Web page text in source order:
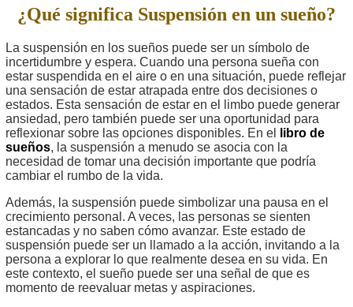
¿Qué significa Suspensión en un sueño?
La suspensión en los sueños puede ser un símbolo de
incertidumbre y espera. Cuando una persona sueña con
estar suspendida en el aire o en una situación, puede reflejar
una sensación de estar atrapada entre dos decisiones o
estados. Esta sensación de estar en el limbo puede generar
ansiedad, pero también puede ser una oportunidad para
reflexionar sobre las opciones disponibles. En el
libro de
sueños, la suspensión a menudo se asocia con la
necesidad de tomar una decisión importante que podría
cambiar el rumbo de la vida.
Además, la suspensión puede simbolizar una pausa en el
crecimiento personal. A veces, las personas se sienten
estancadas y no saben cómo avanzar. Este estado de
suspensión puede ser un llamado a la acción, invitando a la
persona a explorar lo que realmente desea en su vida. En
este contexto, el sueño puede ser una señal de que es
momento de reevaluar metas y aspiraciones.